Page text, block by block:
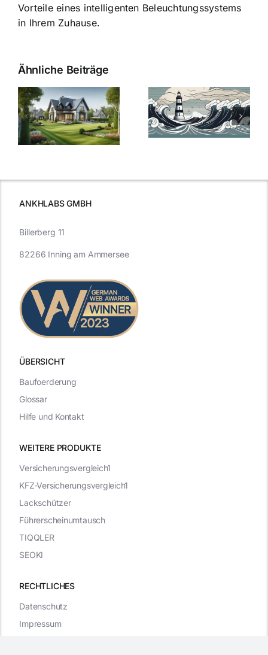
Vorteile eines intelligenten Beleuchtungssystems
in Ihrem Zuhause.
Ähnliche Beiträge
Bauzinsen im
Sturm: Die
aktuelle
Entwicklung
Die Evolution
der
Bauzinsen: Ein
Blick in die
ANKHLABS GMBH
ÜBERSICHT
WEITERE PRODUKTE
Versicherungsvergleich1
KFZ-Versicherungsvergleich1
Lackschützer
Führerscheinumtausch
TIQQLER
SEOKI
RECHTLICHES
Billerberg 11
82266 Inning am Ammersee
Datenschutz
Impressum
Baufoerderung
Glossar
Hilfe und Kontakt